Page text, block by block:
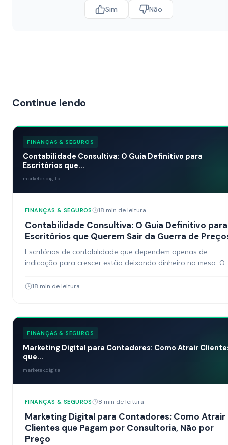
Sim Não
Continue lendo
FINANÇAS & SEGUROS
Contabilidade Consultiva: O Guia Definitivo para
Escritórios que...
marketek.digital
FINANÇAS & SEGUROS 18 min de leitura
Contabilidade Consultiva: O Guia Definitivo para
Escritórios que Querem Sair da Guerra de
Escritórios de contabilidade que dependem apenas de
indicação para crescer estão deixando dinheiro na mesa. O
18 min de leitura
FINANÇAS & SEGUROS
Marketing Digital para Contadores: Como Atrair
que...
marketek.digital
FINANÇAS & SEGUROS 8 min de leitura
Marketing Digital para Contadores: Como Atrair
Clientes que Pagam por Consultoria, Não por
Preço